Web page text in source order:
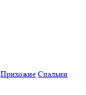
Прихожие Спальни